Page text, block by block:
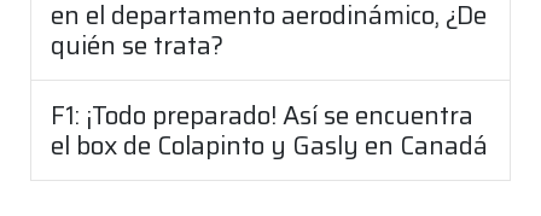
en el departamento aerodinámico, ¿De
quién se trata?
F1: ¡Todo preparado! Así se encuentra
el box de Colapinto y Gasly en Canadá